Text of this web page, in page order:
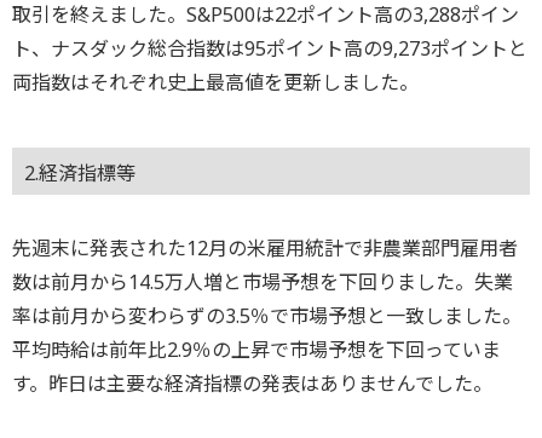
取引を終えました。S&P500は22ポイント高の3,288ポイン
ト、ナスダック総合指数は95ポイント高の9,273ポイントと
両指数はそれぞれ史上最高値を更新しました。
2.経済指標等
先週末に発表された12月の米雇用統計で非農業部門雇用者
数は前月から14.5万人増と市場予想を下回りました。失業
率は前月から変わらずの3.5％で市場予想と一致しました。
平均時給は前年比2.9％の上昇で市場予想を下回っていま
す。昨日は主要な経済指標の発表はありませんでした。